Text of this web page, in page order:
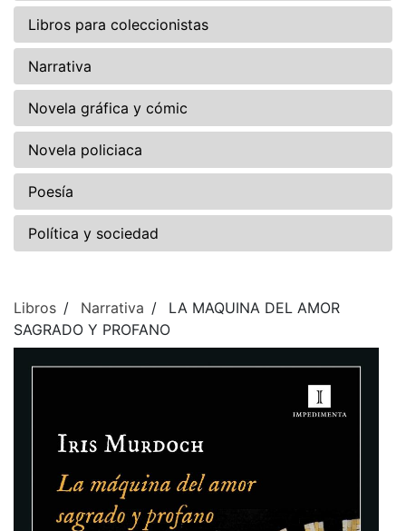
Libros para coleccionistas
Narrativa
Novela gráfica y cómic
Novela policiaca
Poesía
Política y sociedad
Libros Narrativa
LA MAQUINA DEL AMOR
SAGRADO Y PROFANO